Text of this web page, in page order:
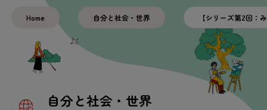
自分と社会 ・ 世界
Home 自分と社会・ 世界 【シリーズ第2回 ：